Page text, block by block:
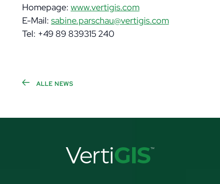
Homepage: www.vertigis.com
E-Mail: sabine.parschau@vertigis.com
Tel: +49 89 839315 240
ALLE NEWS